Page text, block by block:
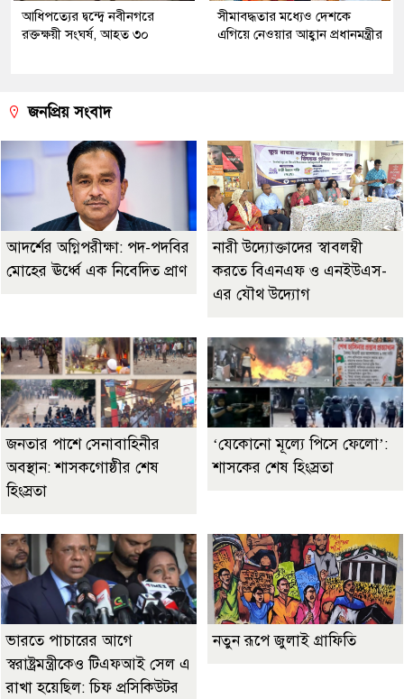
আধিপত্যের দ্বন্দ্বে নবীনগরে
রক্তক্ষয়ী সংঘর্ষ, আহত ৩০
সীমাবদ্ধতার মধ্যেও দেশকে
এগিয়ে নেওয়ার আহ্বান প্রধানমন্ত্রীর
জনপ্রিয় সংবাদ
আদর্শের অগ্নিপরীক্ষা: পদ-পদবির
মোহের ঊর্ধ্বে এক নিবেদিত প্রাণ
নারী উদ্যোক্তাদের স্বাবলম্বী
করতে বিএনএফ ও এনইউএস-
এর যৌথ উদ্যোগ
জনতার পাশে সেনাবাহিনীর
অবস্থান: শাসকগোষ্ঠীর শেষ
হিংস্রতা
‘যেকোনো মূল্যে পিসে ফেলো’:
শাসকের শেষ হিংস্রতা
ভারতে পাচারের আগে
স্বরাষ্ট্রমন্ত্রীকেও টিএফআই সেল এ
রাখা হয়েছিল: চিফ প্রসিকিউটর
নতুন রূপে জুলাই গ্রাফিতি